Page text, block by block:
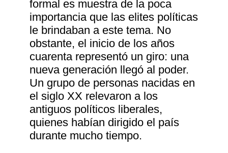
formal es muestra de la poca
importancia que las elites políticas
le brindaban a este tema. No
obstante, el inicio de los años
cuarenta representó un giro: una
nueva generación llegó al poder.
Un grupo de personas nacidas en
el siglo XX relevaron a los
antiguos políticos liberales,
quienes habían dirigido el país
durante mucho tiempo.